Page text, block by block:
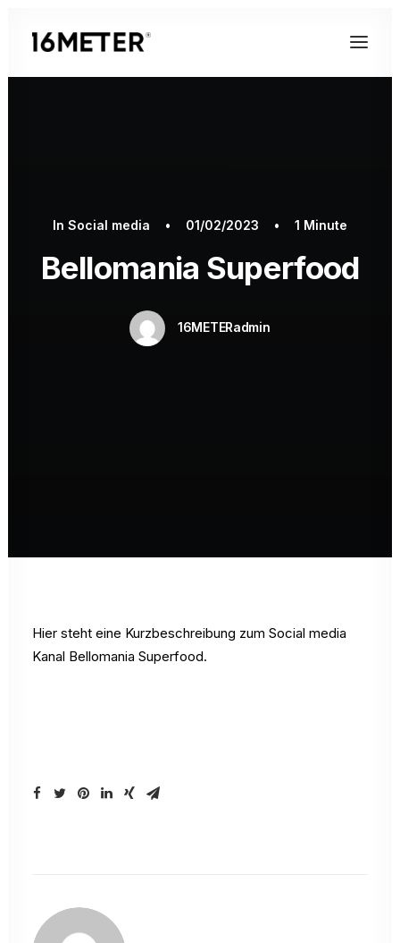
In Social media • 01/02/2023 • 1 Minute
Bellomania Superfood
16METERadmin
Hier steht eine Kurzbeschreibung zum Social media
Kanal Bellomania Superfood.